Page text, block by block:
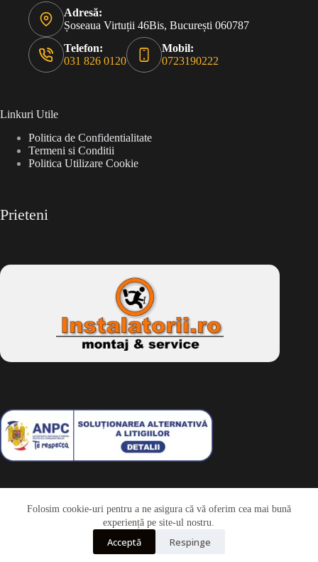
Folosim cookie-uri pentru a ne asigura că vă oferim cea mai bună
experiență pe site-ul nostru.
Acceptă Respinge
Adresă:
Șoseaua Virtuții 46Bis, București 060787
Telefon:
031 826 0120
Mobil:
0723190222
Linkuri Utile
Politica de Confidentialitate
Termeni si Conditii
Politica Utilizare Cookie
Prieteni
Drepturi de autor © 2026 - Dkbike.ropowered by